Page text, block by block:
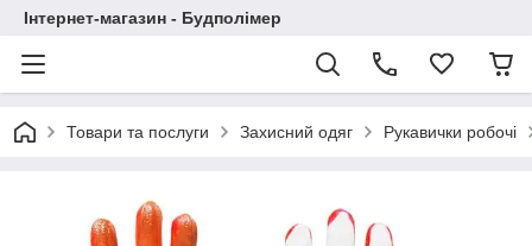
Інтернет-магазин - Будполімер
Товари та послуги Захисний одяг Рукавички робочі